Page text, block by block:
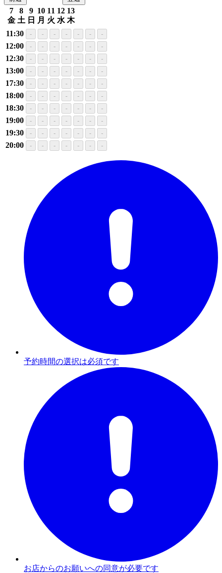
7
金
8
土
9
日
10
月
11
火
12
水
13
木
11:30
- - - - - - -
12:00 - - - - - - -
12:30 - - - - - - -
13:00 - - - - - - -
17:30 - - - - - - -
18:00 - - - - - - -
18:30 - - - - - - -
19:00 - - - - - - -
19:30 - - - - - - -
20:00 - - - - - - -
予約時間の選択は必須です
お店からのお願いへの同意が必要です